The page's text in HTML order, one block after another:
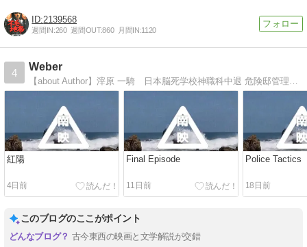
2139568
週間IN:260 週間OUT:860 月間IN:1120
4
Weber
紅陽
4日前
Final Episode
11日前
Police Tactics
18日前
このブログのここがポイント
古今東西の映画と文学解説が交錯